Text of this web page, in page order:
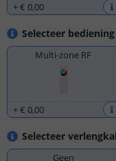
+€ 0,00
Selecteer
Multi-zone RF
+€ 0,00
Selecteer
Geen